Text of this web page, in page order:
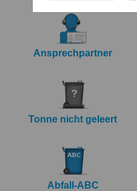
Ansprechpartner
Tonne nicht geleert
Abfall-ABC